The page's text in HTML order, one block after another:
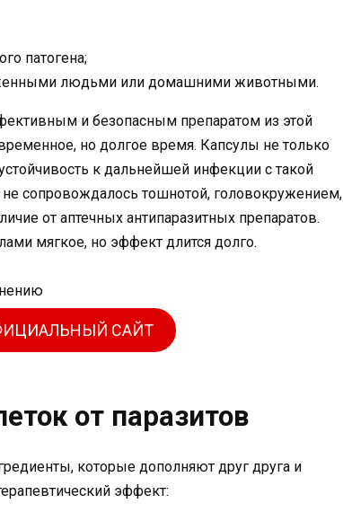
патогена;
людьми или домашними животными.
и безопасным препаратом из этой
но долгое время. Капсулы не только
к дальнейшей инфекции с такой
сопровождалось тошнотой, головокружением,
от аптечных антипаразитных препаратов.
мягкое, но эффект длится долго.
САЙТ
от паразитов
которые дополняют друг друга и
эффект: